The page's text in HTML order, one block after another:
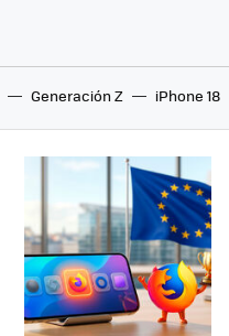
Generación Z iPhone 18